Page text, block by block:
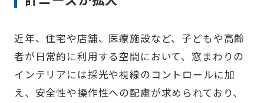
近年、住宅や店舗、医療施設など、子どもや高齢
者が日常的に利用する空間において、窓まわりの
インテリアには採光や視線のコントロールに加
え、安全性や操作性への配慮が求められており、